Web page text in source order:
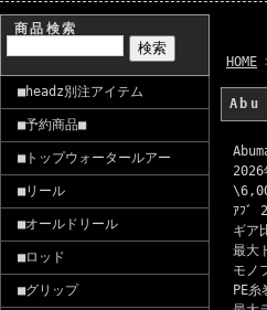
商品検索
■headz別注アイテム
■予約商品■
■トップウォータールアー
■リール
■オールドリール
■ロッド
■グリップ
HOME
2026
ｱﾌﾞ
ギ
最大
モノ
PE